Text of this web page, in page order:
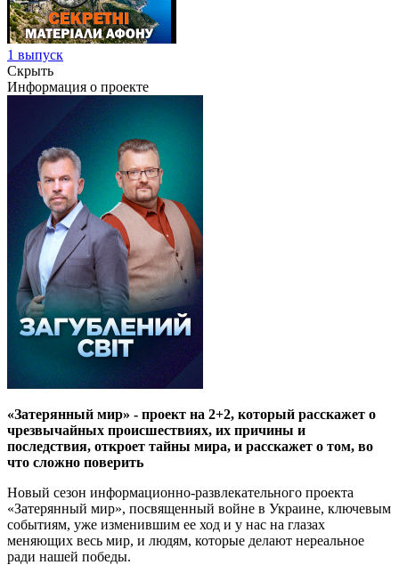
1 выпуск
Скрыть
Информация о проекте
«Затерянный мир» - проект на 2+2, который расскажет о
чрезвычайных происшествиях, их причины и
последствия, откроет тайны мира, и расскажет о том, во
что сложно поверить
Новый сезон информационно-развлекательного проекта
«Затерянный мир», посвященный войне в Украине, ключевым
событиям, уже изменившим ее ход и у нас на глазах
меняющих весь мир, и людям, которые делают нереальное
ради нашей победы.